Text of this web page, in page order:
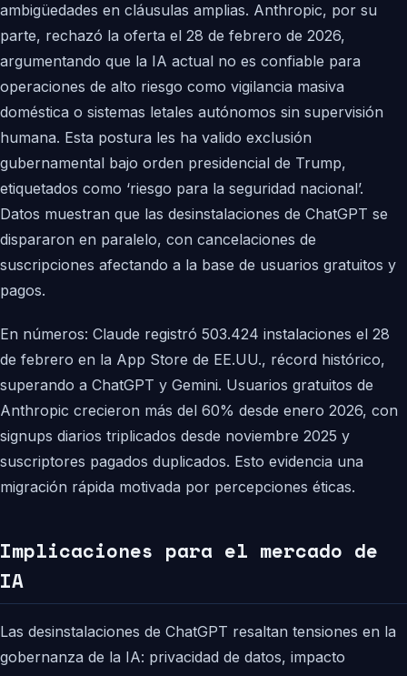
ambigüedades en cláusulas amplias. Anthropic, por su
parte, rechazó la oferta el 28 de febrero de 2026,
argumentando que la IA actual no es confiable para
operaciones de alto riesgo como vigilancia masiva
doméstica o sistemas letales autónomos sin supervisión
humana. Esta postura les ha valido exclusión
gubernamental bajo orden presidencial de Trump,
etiquetados como ‘riesgo para la seguridad nacional’.
Datos muestran que las desinstalaciones de ChatGPT se
dispararon en paralelo, con cancelaciones de
suscripciones afectando a la base de usuarios gratuitos y
pagos.
En números: Claude registró 503.424 instalaciones el 28
de febrero en la App Store de EE.UU., récord histórico,
superando a ChatGPT y Gemini. Usuarios gratuitos de
Anthropic crecieron más del 60% desde enero 2026, con
signups diarios triplicados desde noviembre 2025 y
suscriptores pagados duplicados. Esto evidencia una
migración rápida motivada por percepciones éticas.
Implicaciones para el mercado de
IA
Las desinstalaciones de ChatGPT resaltan tensiones en la
gobernanza de la IA: privacidad de datos, impacto